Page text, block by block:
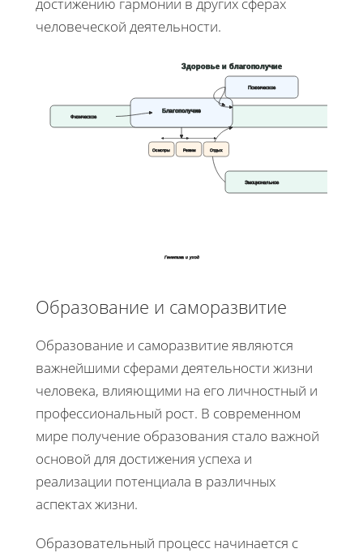
достижению гармонии в других сферах
человеческой деятельности.
Здоровье и благополучие
Физическое
Психическое
Эмоциональное
Благополучие
Осмотры Режим Отдых
Генетика и уход
Образование и саморазвитие
Образование и саморазвитие являются
важнейшими сферами деятельности жизни
человека, влияющими на его личностный и
профессиональный рост. В современном
мире получение образования стало важной
основой для достижения успеха и
реализации потенциала в различных
аспектах жизни.
Образовательный процесс начинается с